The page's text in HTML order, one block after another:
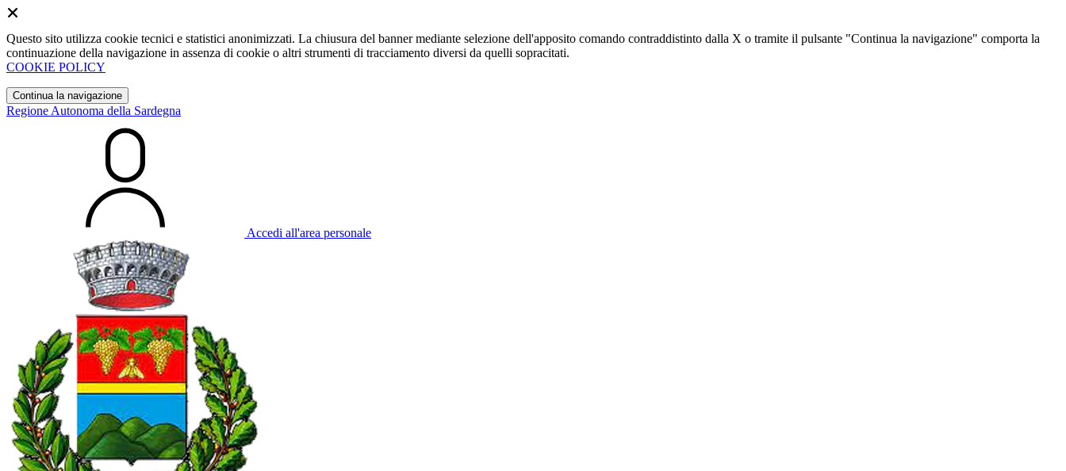
Questo sito utilizza cookie tecnici e statistici anonimizzati. La chiusura del banner mediante selezione dell'apposito comando contraddistinto dalla X o tramite il pulsante "Continua la navigazione" comporta la
continuazione della navigazione in assenza di cookie o altri strumenti di tracciamento diversi da quelli sopracitati.
COOKIE POLICY
Continua la navigazione
Regione Autonoma della Sardegna
Accedi all'area personale